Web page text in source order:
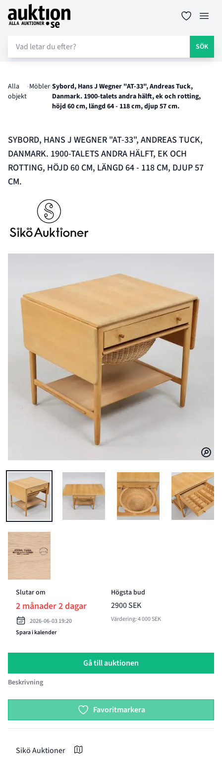
Auktion.se
SÖK
Alla
objekt
Möbler Sybord, Hans J Wegner "AT-33", Andreas Tuck,
Danmark. 1900-talets andra hälft, ek och rotting,
höjd 60 cm, längd 64 - 118 cm, djup 57 cm.
SYBORD, HANS J WEGNER "AT-33", ANDREAS TUCK,
DANMARK. 1900-TALETS ANDRA HÄLFT, EK OCH
ROTTING, HÖJD 60 CM, LÄNGD 64 - 118 CM, DJUP 57
CM.
BILD 1 AV SYBORD, HANS J WEGNER "AT-33", ANDREAS TUCK,
BILD 2 AV SYBORD, HANS J WEGNER "AT-33",
BILD 3 AV SYBORD, HANS J
BILD 4 AV
BILD 5 AV SYBORD, HANS J WEGNER "AT-33", ANDREAS TUCK,
Slutar om
2 månader 2 dagar
2026-06-03 19:20
Spara i kalender
Högsta bud
2900 SEK
Värdering: 4 000 SEK
Gå till auktionen
Beskrivning
Favoritmarkera
Sikö Auktioner